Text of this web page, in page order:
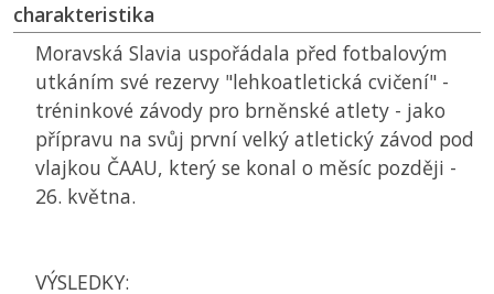
charakteristika
Moravská Slavia uspořádala před fotbalovým
utkáním své rezervy "lehkoatletická cvičení" -
tréninkové závody pro brněnské atlety - jako
přípravu na svůj první velký atletický závod pod
vlajkou ČAAU, který se konal o měsíc později -
26. května.
VÝSLEDKY: